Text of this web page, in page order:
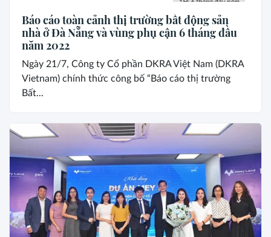
Báo cáo toàn cảnh thị trường bất động sản
nhà ở Đà Nẵng và vùng phụ cận 6 tháng đầu
năm 2022
Ngày 21/7, Công ty Cổ phần DKRA Việt Nam (DKRA
Vietnam) chính thức công bố “Báo cáo thị trường
Bất...